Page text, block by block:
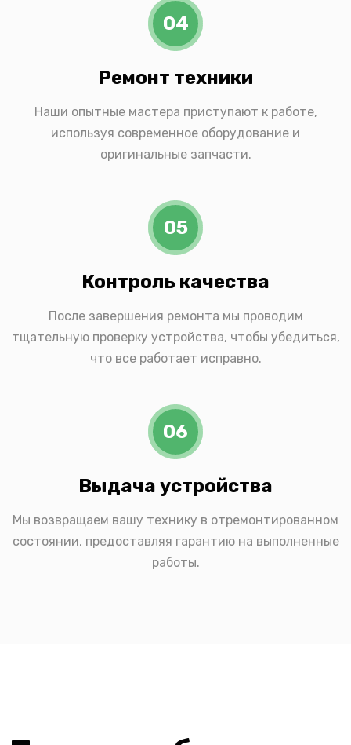
04
Ремонт техники
Наши опытные мастера приступают к работе,
используя современное оборудование и
оригинальные запчасти.
05
Контроль качества
После завершения ремонта мы проводим
тщательную проверку устройства, чтобы убедиться,
что все работает исправно.
06
Выдача устройства
Мы возвращаем вашу технику в отремонтированном
состоянии, предоставляя гарантию на выполненные
работы.